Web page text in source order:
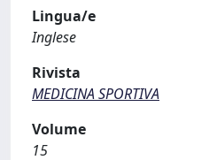
Lingua/e
Inglese
Rivista
MEDICINA SPORTIVA
Volume
15